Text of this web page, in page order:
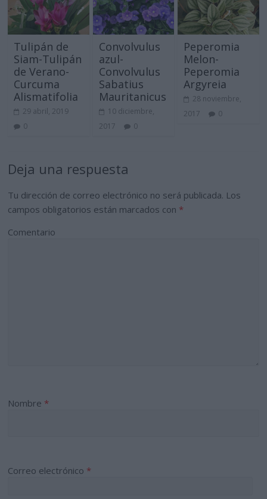
Tulipán de
Siam-Tulipán
de Verano-
Curcuma
Alismatifolia
29 abril, 2019
0
Convolvulus
azul-
Convolvulus
Sabatius
Mauritanicus
10 diciembre,
2017
0
Peperomia
Melon-
Peperomia
Argyreia
28 noviembre,
2017
0
Deja una respuesta
Tu dirección de correo electrónico no será publicada. Los
campos obligatorios están marcados con *
Comentario
Nombre *
Correo electrónico *